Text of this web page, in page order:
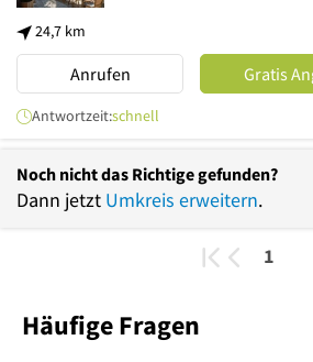
24,7 km
Anrufen Gratis
Antwortzeit:schnell
Noch nicht das Richtige gefunden?
Dann jetzt Umkreis erweitern.
1
Häufige Fragen